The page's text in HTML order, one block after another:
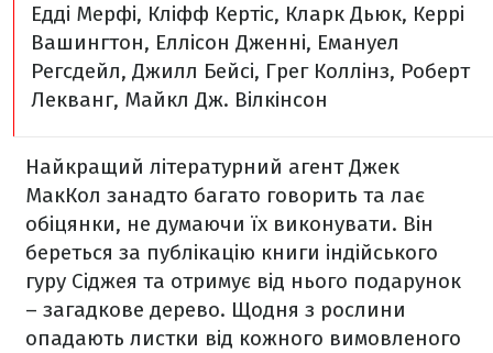
Едді Мерфі, Кліфф Кертіс, Кларк Дьюк, Керрі
Вашингтон, Еллісон Дженні, Емануел
Регсдейл, Джилл Бейсі, Грег Коллінз, Роберт
Лекванг, Майкл Дж. Вілкінсон
Найкращий літературний агент Джек
МакКол занадто багато говорить та лає
обіцянки, не думаючи їх виконувати. Він
береться за публікацію книги індійського
гуру Сіджея та отримує від нього подарунок
– загадкове дерево. Щодня з рослини
опадають листки від кожного вимовленого